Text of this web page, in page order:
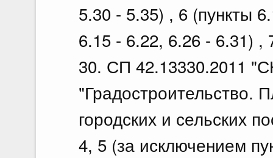
5.30 - 5.35) , 6 (пункты
6.15 - 6.22, 6.26 - 6.31) ,
30. СП 42.13330.2011
"Градостроительство.
городских и сельских
4, 5 (за исключением